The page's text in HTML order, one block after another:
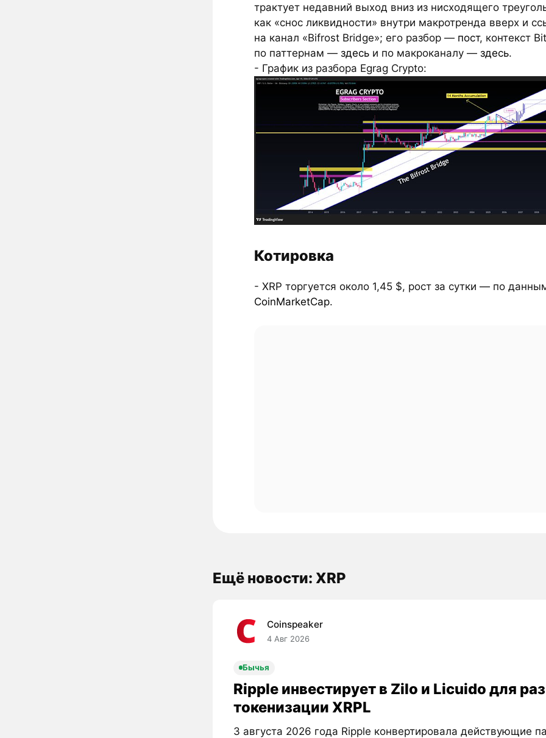
трактует недавний выход вниз из нисходящего
как «снос ликвидности» внутри макротренда вверх и
на канал «Bifrost Bridge»; его разбор — пост, контекст
по паттернам — здесь и по макроканалу — здесь.
- График из разбора Egrag Crypto:
Котировка
- XRP торгуется около 1,45 $, рост за сутки — по
CoinMarketCap.
Ещё новости: XRP
Coinspeaker
4 Авг 2026
Бычья
Ripple инвестирует в Zilo и Licuido для
токенизации XRPL
3 августа 2026 года Ripple конвертировала действующие